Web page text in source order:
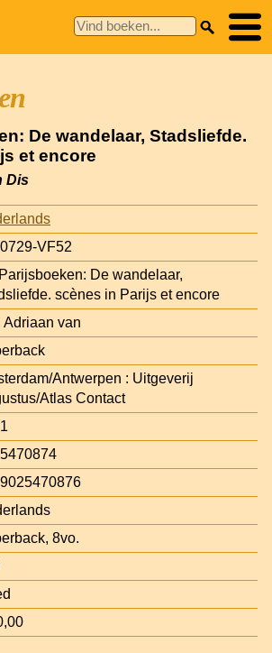
De wandelaar, Stadsliefde.
et encore
Dis
VF52
De wandelaar,
scènes in Parijs et encore
Adriaan van
Antwerpen : Uitgeverij
Atlas Contact
8vo.